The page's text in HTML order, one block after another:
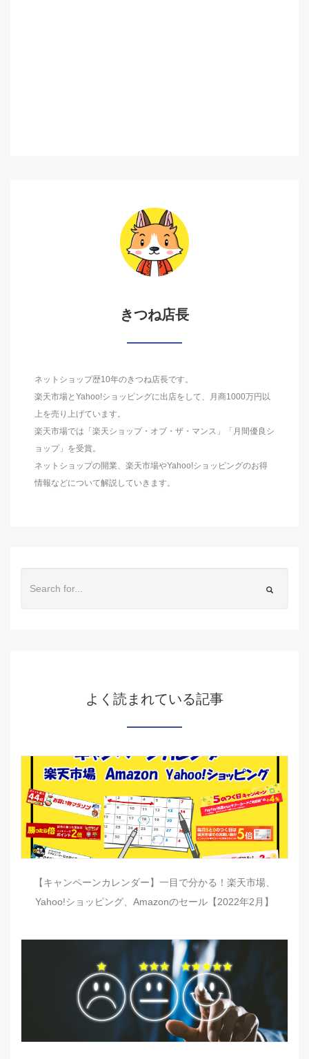
きつね店長
ネットショップ歴10年のきつね店長です。
楽天市場とYahoo!ショッピングに出店をして、月商1000万円以
上を売り上げています。
楽天市場では「楽天ショップ・オブ・ザ・マンス」「月間優良シ
ョップ」を受賞。
ネットショップの開業、楽天市場やYahoo!ショッピングのお得
情報などについて解説していきます。
よく読まれている記事
【キャンペーンカレンダー】一目で分かる！楽天市場、
Yahoo!ショッピング、Amazonのセール【2022年2月】